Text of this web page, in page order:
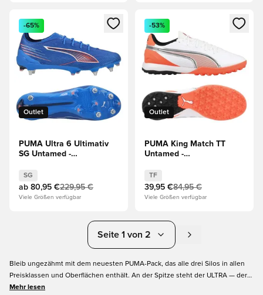
Öffnet ein neues Fenster zum Anmelden oder Registrieren
Outlet
-65%
PUMA Ultra 6 Ultimativ
SG Untamed -
SG
ab 80,95 €229,95 €
Viele Größen verfügbar
Öffnet ein neues Fenster
Outlet
-53%
PUMA King Match TT
Untamed -
TF
39,95 €84,95 €
Viele Größen verfügbar
Seite 1 von 2
Bleib ungezähmt mit dem neuesten PUMA-Pack, das alle drei Silos in allen
Preisklassen und Oberflächen enthält. An der Spitze steht der ULTRA — der
Star der Saison — mit einer überarbeiteten Oberkonstruktion für besseren
Mehr lesen